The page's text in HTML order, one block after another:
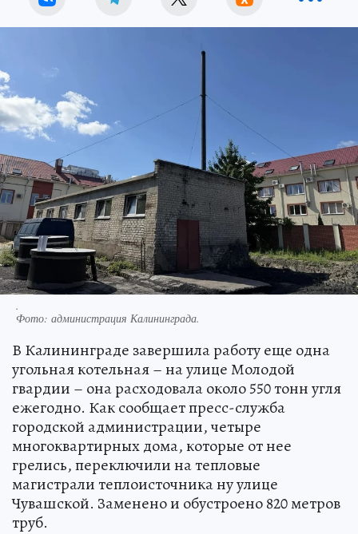
.
Фото: администрация Калининграда.
В Калининграде завершила работу еще одна
угольная котельная – на улице Молодой
гвардии – она расходовала около 550 тонн угля
ежегодно. Как сообщает пресс-служба
городской администрации, четыре
многоквартирных дома, которые от нее
грелись, переключили на тепловые
магистрали теплоисточника ну улице
Чувашской. Заменено и обустроено 820 метров
труб.